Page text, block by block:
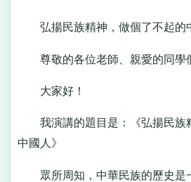
弘揚民族精神，做個了不起的
尊敬的各位老師、親愛的同學
大家好！
我演講的題目是：《弘揚民族
中國人》
眾所周知，中華民族的歷史是